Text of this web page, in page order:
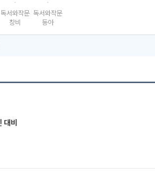
독서와작문
창비
독서와작문
동아
비